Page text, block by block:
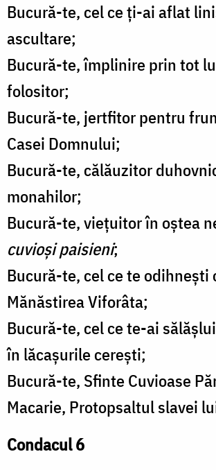
Bucură-te, cel ce ți-ai aflat
ascultare;
Bucură-te, împlinire prin tot
folositor;
Bucură-te, jertfitor pentru
Casei Domnului;
Bucură-te, călăuzitor
monahilor;
Bucură-te, viețuitor în oștea
cuvioși paisieni;
Bucură-te, cel ce te odihnești
Mănăstirea Viforâta;
Bucură-te, cel ce te-ai
în lăcașurile cerești;
Bucură-te, Sfinte Cuvioase
Macarie, Protopsaltul slavei
Condacul 6